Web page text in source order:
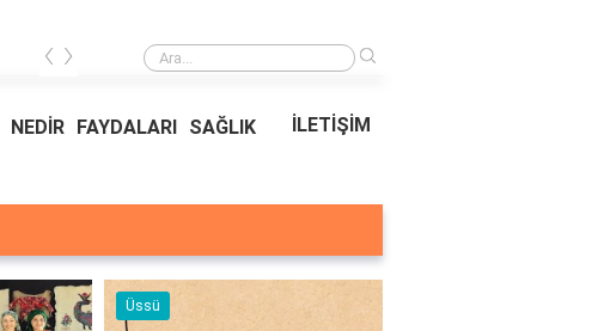
Ödeal Müşteri Hizmetleri
‹ ›
NEDİR FAYDALARI SAĞLIK İLETİŞİM
Üssü